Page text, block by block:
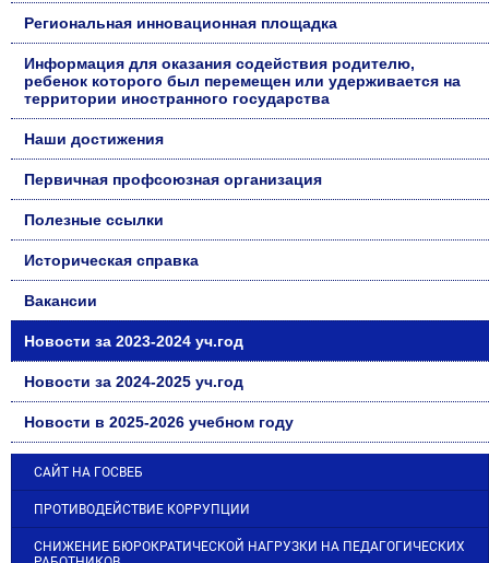
Региональная инновационная площадка
Информация для оказания содействия родителю,
ребенок которого был перемещен или удерживается на
территории иностранного государства
Наши достижения
Первичная профсоюзная организация
Полезные ссылки
Историческая справка
Вакансии
Новости за 2023-2024 уч.год
Новости за 2024-2025 уч.год
Новости в 2025-2026 учебном году
САЙТ НА ГОСВЕБ
ПРОТИВОДЕЙСТВИЕ КОРРУПЦИИ
СНИЖЕНИЕ БЮРОКРАТИЧЕСКОЙ НАГРУЗКИ НА ПЕДАГОГИЧЕСКИХ